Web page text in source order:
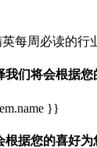
英每周必读的行
我们将会根据您
}}
根据您的喜好为